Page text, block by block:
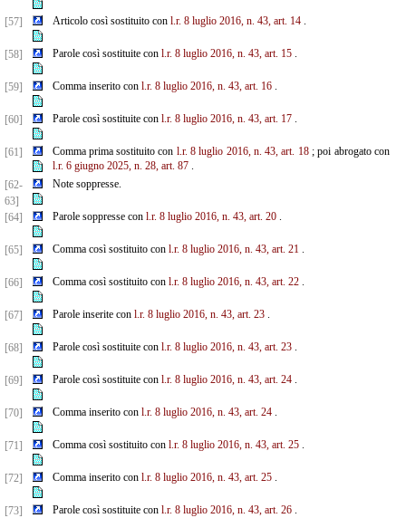
[57] Articolo così sostituito con l.r. 8 luglio 2016, n. 43, art. 14.
[58] Parole così sostituite con l.r. 8 luglio 2016, n. 43, art. 15.
[59] Comma inserito con l.r. 8 luglio 2016, n. 43, art. 16.
[60] Parole così sostituite con l.r. 8 luglio 2016, n. 43, art. 17.
[61] Comma prima sostituito con l.r. 8 luglio 2016, n. 43, art. 18; poi abrogato con
l.r. 6 giugno 2025, n. 28, art. 87.
[62-
63]
Note soppresse.
[64] Parole soppresse con l.r. 8 luglio 2016, n. 43, art. 20.
[65] Comma così sostituito con l.r. 8 luglio 2016, n. 43, art. 21.
[66] Comma così sostituito con l.r. 8 luglio 2016, n. 43, art. 22.
[67] Parole inserite con l.r. 8 luglio 2016, n. 43, art. 23.
[68] Parole così sostituite con l.r. 8 luglio 2016, n. 43, art. 23.
[69] Parole così sostituite con l.r. 8 luglio 2016, n. 43, art. 24.
[70] Comma inserito con l.r. 8 luglio 2016, n. 43, art. 24.
[71] Comma così sostituito con l.r. 8 luglio 2016, n. 43, art. 25.
[72] Comma inserito con l.r. 8 luglio 2016, n. 43, art. 25.
[73] Parole così sostituite con l.r. 8 luglio 2016, n. 43, art. 26.